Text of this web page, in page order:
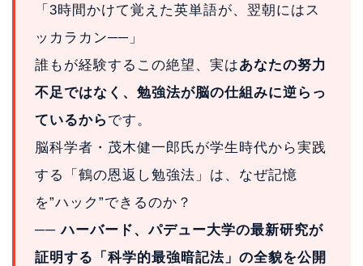
「3時間かけて覚えた英単語が、翌朝にはス
ッカラカン──」
誰もが経験するこの絶望、実はあなたの努力
不足ではなく、勉強法が脳の仕組みに逆らっ
ているから です。
脳科学者・茂木健一郎氏が学生時代から実践
する「鶴の恩返し勉強法」は、なぜ記憶
を”ハック”できるのか？
── ハーバード、パデュー大学の最新研究が
証明する「科学的最強暗記法」の全貌を公開